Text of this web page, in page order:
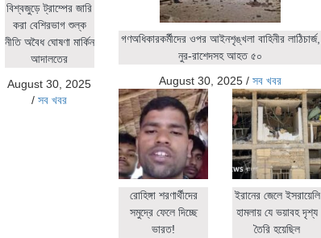
বিশ্বজুড়ে ট্রাম্পের জারি
করা বেশিরভাগ শুল্ক
নীতি অবৈধ ঘোষণা মার্কিন
আদালতের
August 30, 2025
/সব খবর
গণঅধিকারকর্মীদের ওপর আইনশৃঙ্খলা বাহিনীর লাঠিচার্জ,
নুর-রাশেদসহ আহত ৫০
August 30, 2025 /সব খবর
রোহিঙ্গা শরণার্থীদের
সমুদ্রে ফেলে দিচ্ছে
ভারত!
ইরানের জেলে ইসরায়েলি
হামলায় যে ভয়াবহ দৃশ্য
তৈরি হয়েছিল